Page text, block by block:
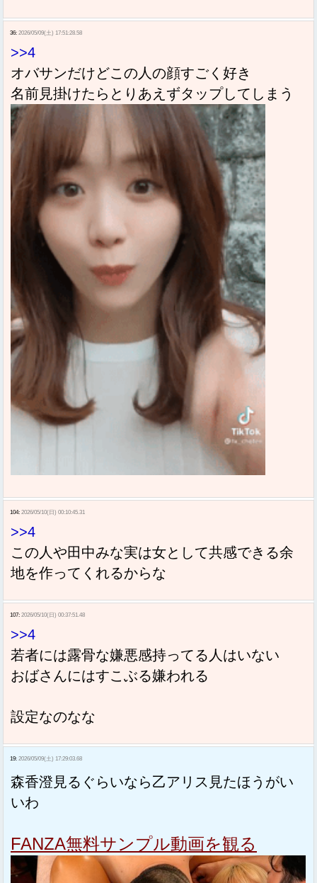
36: 2026/05/09(土) 17:51:28.58
>>4
オバサンだけどこの人の顔すごく好き
名前見掛けたらとりあえずタップしてしまう
104: 2026/05/10(日) 00:10:45.31
>>4
この人や田中みな実は女として共感できる余
地を作ってくれるからな
107: 2026/05/10(日) 00:37:51.48
>>4
若者には露骨な嫌悪感持ってる人はいない
おばさんにはすこぶる嫌われる
設定なのなな
19: 2026/05/09(土) 17:29:03.68
森香澄見るぐらいなら乙アリス見たほうがい
いわ
FANZA無料サンプル動画を観る